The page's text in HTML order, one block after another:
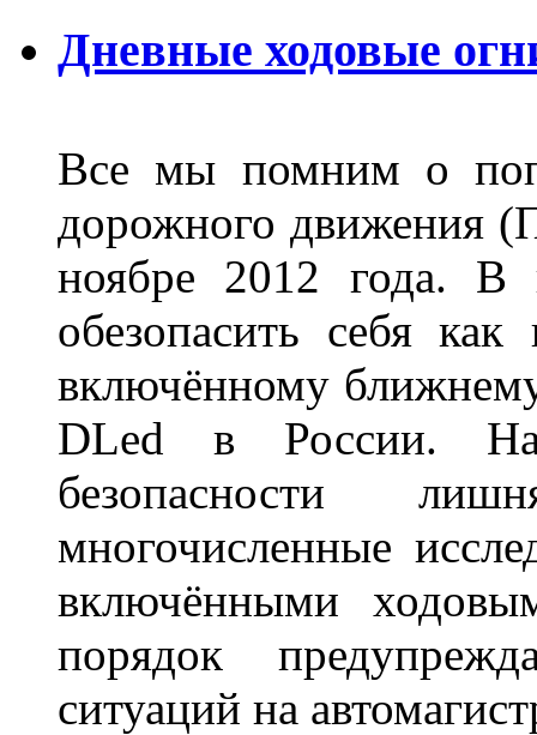
Дневные ходовые
Все мы помним о
дорожного движения
ноябре 2012 года.
обезопасить себя
включённому
DLed в России.
безопасности
многочисленные
включёнными
порядок
ситуаций на